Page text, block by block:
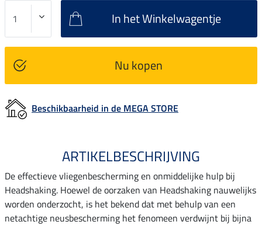
In het Winkelwagentje
Nu kopen
Beschikbaarheid in de MEGA STORE
ARTIKELBESCHRIJVING
De effectieve vliegenbescherming en onmiddelijke hulp bij
Headshaking. Hoewel de oorzaken van Headshaking nauwelijks
worden onderzocht, is het bekend dat met behulp van een
netachtige neusbescherming het fenomeen verdwijnt bij bijna